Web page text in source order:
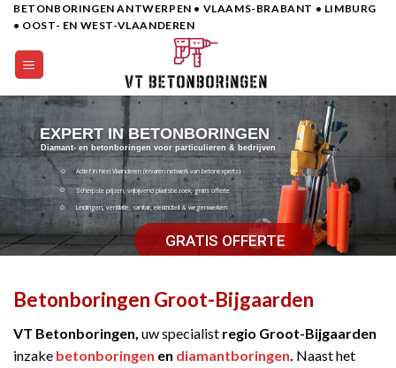
Skip
content
BETONBORINGEN ANTWERPEN • VLAAMS-BRABANT • LIMBURG
• OOST- EN WEST-VLAANDEREN
EXPERT IN BETONBORINGEN
Diamant- en betonboringen voor particulieren & bedrijven
Actief in heel Vlaanderen (ervaren netwerk van betonexperts)
Scherpste prijzen, vrijbijvend plaatsbezoek, gratis offerte
Leidingen, ventilatie, sanitair, elektriciteit & wegenwerken
GRATIS OFFERTE
Betonboringen Groot-Bijgaarden
VT Betonboringen, uw specialist regio Groot-Bijgaarden
inzake betonboringen en diamantboringen. Naast het